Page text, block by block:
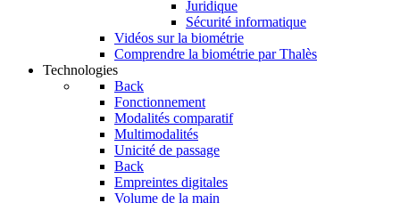
Juridique
Sécurité informatique
Vidéos sur la biométrie
Comprendre la biométrie par Thalès
Technologies
Back
Fonctionnement
Modalités comparatif
Multimodalités
Unicité de passage
Back
Empreintes digitales
Volume de la main